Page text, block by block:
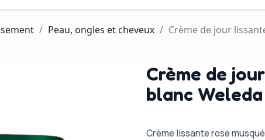
Peau, ongles et cheveux Crème de jour
Crème de
blanc Weleda
Crème lissante rose